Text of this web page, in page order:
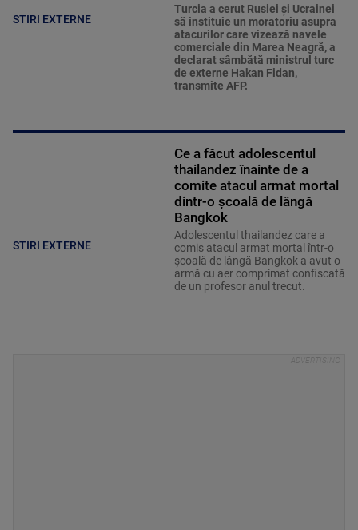
STIRI EXTERNE
Turcia a cerut Rusiei și Ucrainei
să instituie un moratoriu asupra
atacurilor care vizează navele
comerciale din Marea Neagră, a
declarat sâmbătă ministrul turc
de externe Hakan Fidan,
transmite AFP.
STIRI EXTERNE
Ce a făcut adolescentul
thailandez înainte de a
comite atacul armat mortal
dintr-o școală de lângă
Bangkok
Adolescentul thailandez care a
comis atacul armat mortal într-o
şcoală de lângă Bangkok a avut o
armă cu aer comprimat confiscată
de un profesor anul trecut.